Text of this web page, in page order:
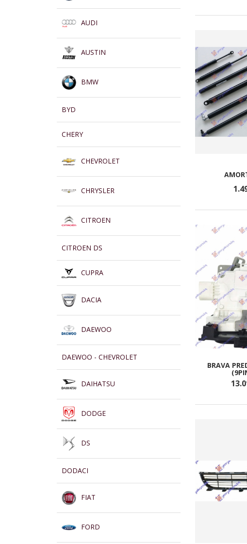
AUDI
AUSTIN
BMW
BYD
CHERY
CHEVROLET
CHRYSLER
CITROEN
CITROEN DS
CUPRA
DACIA
DAEWOO
DAEWOO - CHEVROLET
DAIHATSU
DODGE
DS
DODACI
FIAT
FORD
BRAVA